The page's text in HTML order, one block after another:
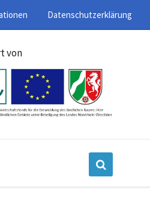
Datenschutzerklärung
von